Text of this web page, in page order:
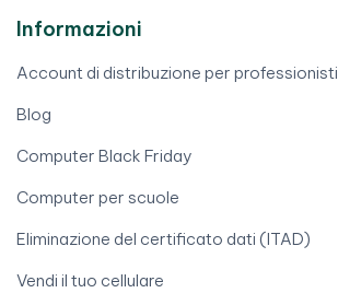
Informazioni
Account di distribuzione per professionisti
Blog
Computer Black Friday
Computer per scuole
Eliminazione del certificato dati (ITAD)
Vendi il tuo cellulare